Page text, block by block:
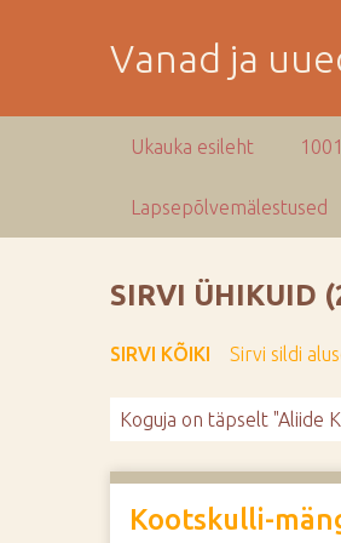
Vanad ja
Ukauka esileht
Lapsepõlvemälestused
SIRVI ÜHIKUID
SIRVI KÕIKI Sirvi sildi
Koguja on täpselt "Aliide
Kootskulli-